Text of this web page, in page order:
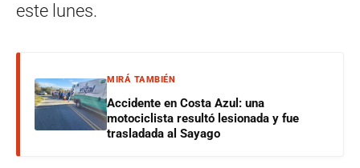
este lunes.
MIRÁ TAMBIÉN
Accidente en Costa Azul: una
motociclista resultó lesionada y fue
trasladada al Sayago